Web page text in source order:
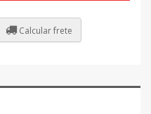
Calcular frete